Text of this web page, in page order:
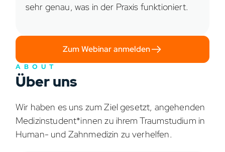
sehr genau, was in der Praxis funktioniert.
Zum Webinar anmelden
ABOUT
Über uns
Wir haben es uns zum Ziel gesetzt, angehenden
Medizinstudent*innen zu ihrem Traumstudium in
Human- und Zahnmedizin zu verhelfen.